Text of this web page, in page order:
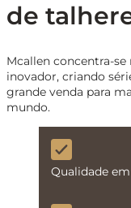
de
Mcallen concentra-
inovador, criando
grande venda para
mundo.
Qualidade